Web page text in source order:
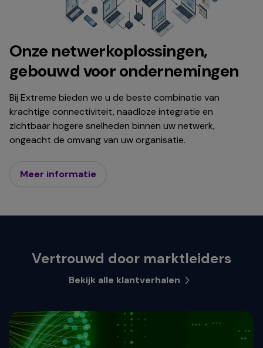
Onze netwerkoplossingen,
gebouwd voor ondernemingen
Bij Extreme bieden we u de beste combinatie van
krachtige connectiviteit, naadloze integratie en
zichtbaar hogere snelheden binnen uw netwerk,
ongeacht de omvang van uw organisatie.
Meer informatie
Vertrouwd door marktleiders
Bekijk alle klantverhalen